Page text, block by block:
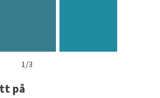
1/3
på